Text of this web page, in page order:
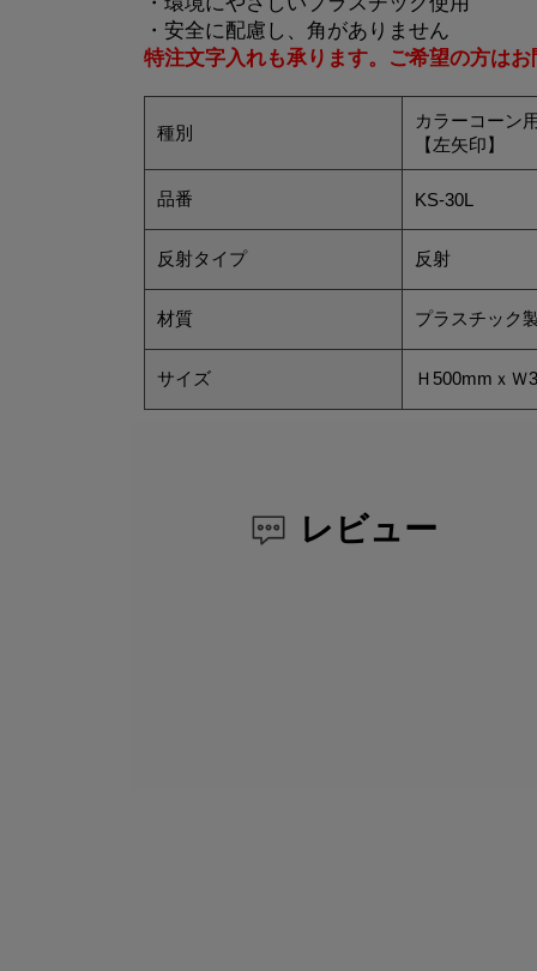
・安全に配慮し、角がありません
特注文字入れも承ります。ご希望の方は
種別
カラーコーン
【左矢印】
品番 KS-30L
反射タイプ 反射
材質 プラスチック
サイズ Ｈ500mmｘＷ
レビュー